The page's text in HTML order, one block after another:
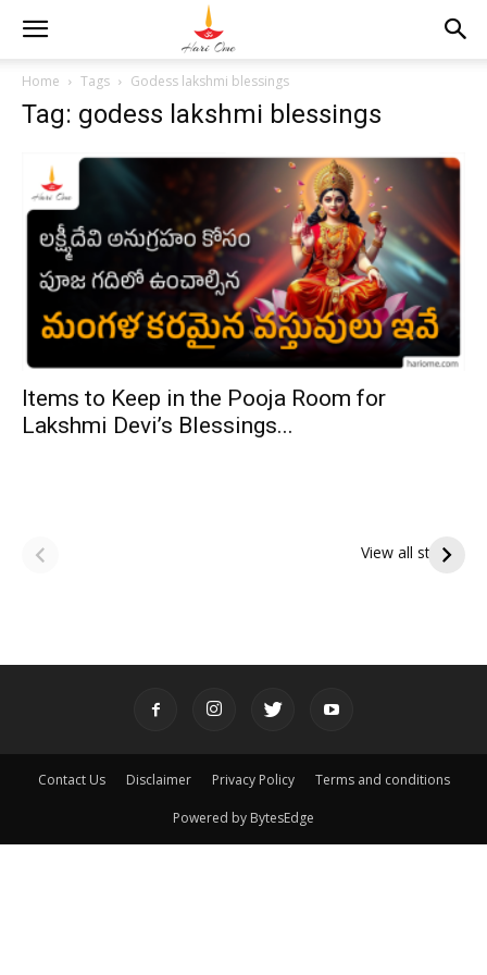
Home Tags Godess lakshmi blessings
Tag: godess lakshmi blessings
Items to Keep in the Pooja Room for
Lakshmi Devi’s Blessings...
View all stories
పితృదేవతల ఆశీర్వాదం
ఇంద్రకీలాద్రి గిరి ప్రదక్షిణ
Contact Us Disclaimer Privacy Policy Terms and conditions
Powered by BytesEdge